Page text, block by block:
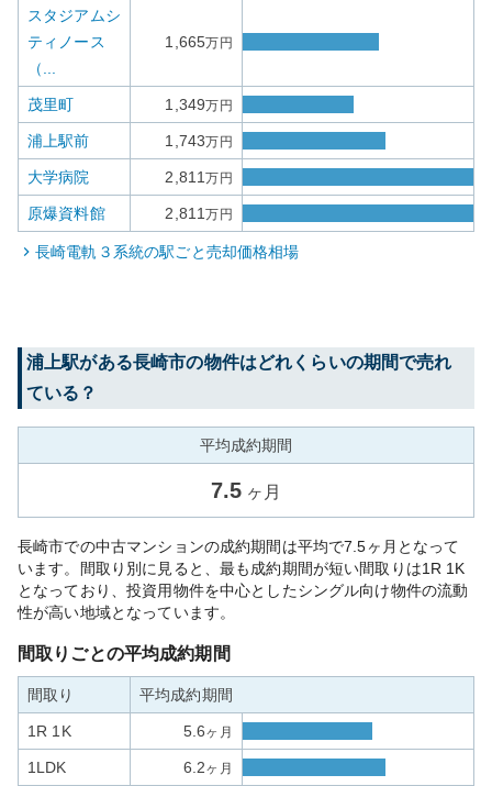
スタジアムシ
ティノース
（...
1,665万円
茂里町 1,349万円
浦上駅前 1,743万円
大学病院 2,811万円
原爆資料館 2,811万円
長崎電軌３系統の駅ごと売却価格相場
浦上駅がある長崎市の物件はどれくらいの期間で売れ
ている？
平均成約期間
7.5 ヶ月
長崎市での中古マンションの成約期間は平均で7.5ヶ月となって
います。間取り別に見ると、最も成約期間が短い間取りは1R 1K
となっており、投資用物件を中心としたシングル向け物件の流動
性が高い地域となっています。
間取りごとの平均成約期間
間取り 平均成約期間
1R 1K 5.6ヶ月
1LDK 6.2ヶ月